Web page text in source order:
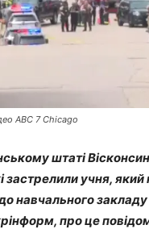
ABC 7 Chicago
штаті
застрелили учня,
навчального закладу
про це